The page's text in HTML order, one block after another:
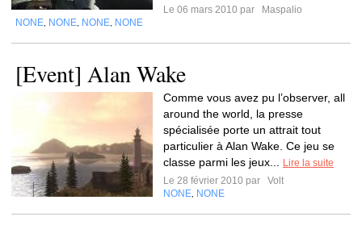
Le 06 mars 2010 par
Maspalio
NONE NONE NONE NONE
[Event] Alan Wake
Comme vous avez pu l’observer, all
around the world, la presse
spécialisée porte un attrait tout
particulier à Alan Wake. Ce jeu se
classe parmi les jeux...
Lire la suite
Le 28 février 2010 par
Volt
NONE NONE